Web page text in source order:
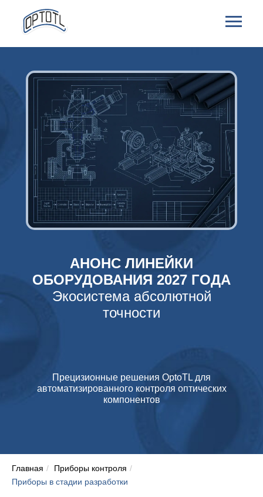
АНОНС ЛИНЕЙКИ
ОБОРУДОВАНИЯ 2027 ГОДА
Экосистема абсолютной
точности
Прецизионные решения OptoTL для
автоматизированного контроля оптических
компонентов
Главная / Приборы контроля /
Приборы в стадии разработки